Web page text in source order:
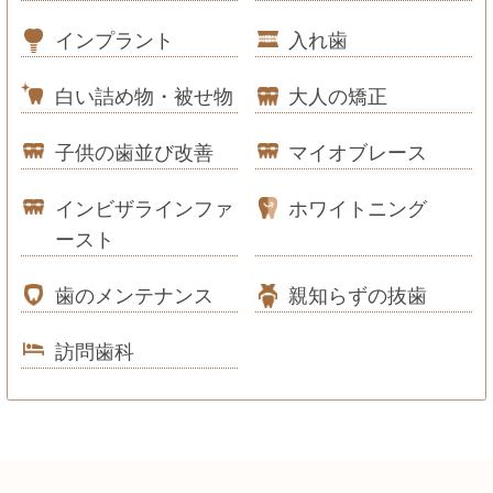
インプラント 入れ歯
白い詰め物・被せ物 大人の矯正
子供の歯並び改善 マイオブレース
インビザラインファ
ースト
ホワイトニング
歯のメンテナンス 親知らずの抜歯
訪問歯科